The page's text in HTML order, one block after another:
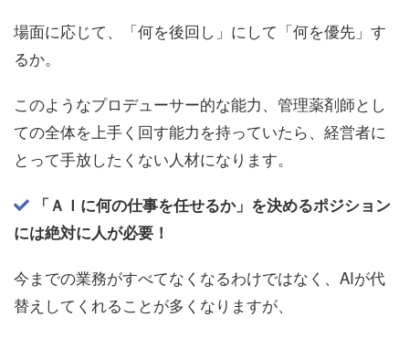
場面に応じて、「何を後回し」にして「何を優先」す
るか。
このようなプロデューサー的な能力、管理薬剤師とし
ての全体を上手く回す能力を持っていたら、経営者に
とって手放したくない人材になります。
「ＡＩに何の仕事を任せるか」を決めるポジション
には絶対に人が必要！
今までの業務がすべてなくなるわけではなく、AIが代
替えしてくれることが多くなりますが、